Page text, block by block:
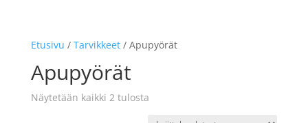
Etusivu / Tarvikkeet/ Apupyörät
Apupyörät
Näytetään kaikki 2 tulosta